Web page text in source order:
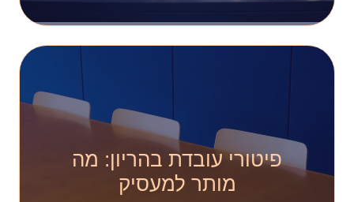
פיטורי עובדת בהריון: מה
מותר למעסיק